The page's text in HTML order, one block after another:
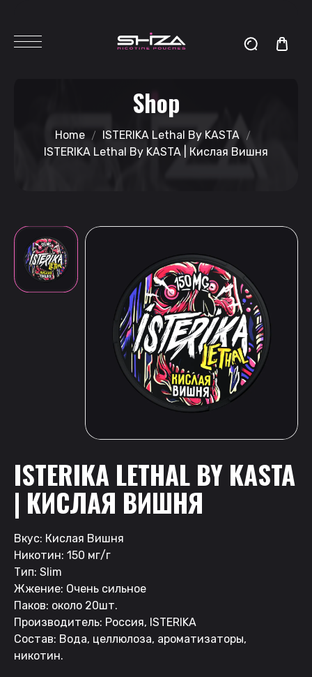
Shop
Home
ISTERIKA Lethal By KASTA
ISTERIKA Lethal By KASTA | Кислая Вишня
ISTERIKA LETHAL BY KASTA
| КИСЛАЯ ВИШНЯ
Вкус: Кислая Вишня
Никотин: 150 мг/г
Тип: Slim
Жжение: Очень сильное
Паков: около 20шт.
Производитель: Россия, ISTERIKA
Состав: Вода, целлюлоза, ароматизаторы,
никотин.